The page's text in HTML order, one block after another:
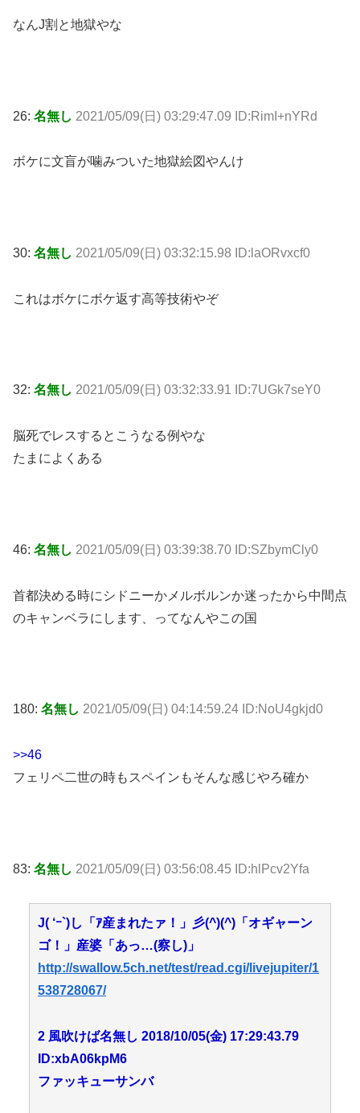
なんJ割と地獄やな
26: 名無し 2021/05/09(日) 03:29:47.09 ID:RimI+nYRd
ボケに文盲が噛みついた地獄絵図やんけ
30: 名無し 2021/05/09(日) 03:32:15.98 ID:laORvxcf0
これはボケにボケ返す高等技術やぞ
32: 名無し 2021/05/09(日) 03:32:33.91 ID:7UGk7seY0
脳死でレスするとこうなる例やな
たまによくある
46: 名無し 2021/05/09(日) 03:39:38.70 ID:SZbymCly0
首都決める時にシドニーかメルボルンか迷ったから中間点
のキャンベラにします、ってなんやこの国
180: 名無し 2021/05/09(日) 04:14:59.24 ID:NoU4gkjd0
>>46
フェリペ二世の時もスペインもそんな感じやろ確か
83: 名無し 2021/05/09(日) 03:56:08.45 ID:hlPcv2Yfa
J( ‘ｰ`)し「ｱ産まれたァ！」彡(^)(^)「オギャーン
ゴ！」産婆「あっ…(察し)」
http://swallow.5ch.net/test/read.cgi/livejupiter/1
538728067/
2 風吹けば名無し 2018/10/05(金) 17:29:43.79
ID:xbA06kpM6
ファッキューサンバ